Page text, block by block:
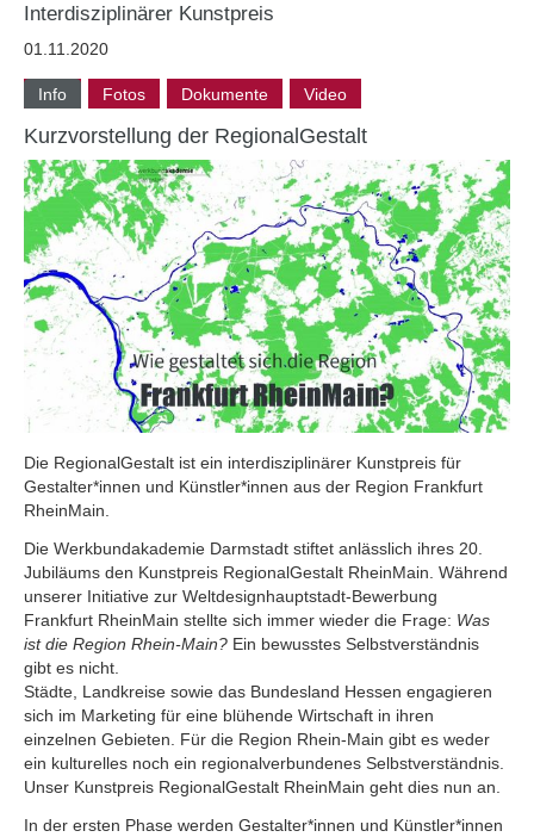
Interdisziplinärer Kunstpreis
01.11.2020
Info Fotos Dokumente Video
Kurzvorstellung der RegionalGestalt
Die RegionalGestalt ist ein interdisziplinärer Kunstpreis für
Gestalter*innen und Künstler*innen aus der Region Frankfurt
RheinMain.
Die Werkbundakademie Darmstadt stiftet anlässlich ihres 20.
Jubiläums den Kunstpreis RegionalGestalt RheinMain. Während
unserer Initiative zur Weltdesignhauptstadt-Bewerbung
Frankfurt RheinMain stellte sich immer wieder die Frage: Was
ist die Region Rhein-Main? Ein bewusstes Selbstverständnis
gibt es nicht.
Städte, Landkreise sowie das Bundesland Hessen engagieren
sich im Marketing für eine blühende Wirtschaft in ihren
einzelnen Gebieten. Für die Region Rhein-Main gibt es weder
ein kulturelles noch ein regionalverbundenes Selbstverständnis.
Unser Kunstpreis RegionalGestalt RheinMain geht dies nun an.
In der ersten Phase werden Gestalter*innen und Künstler*innen